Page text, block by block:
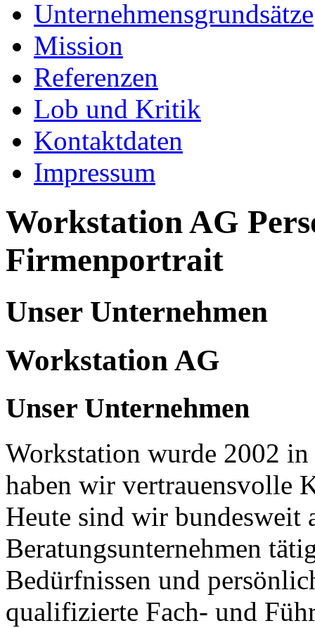
Unternehmensgrundsätze
Mission
Referenzen
Lob und Kritik
Kontaktdaten
Impressum
Workstation AG
Firmenportrait
Unser Unternehmen
Workstation AG
Unser Unternehmen
Workstation wurde 2002
haben wir vertrauensvolle
Heute sind wir bundesweit
Beratungsunternehmen
Bedürfnissen und
qualifizierte Fach- und